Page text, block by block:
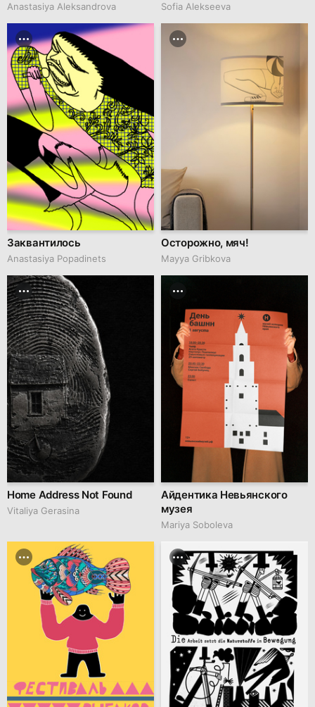
Anastasiya Aleksandrova Sofia Alekseeva
Заквантилось
Anastasiya Popadinets
Осторожно, мяч!
Mayya Gribkova
Home Address Not Found
Vitaliya Gerasina
Айдентика Невьянского
музея
Mariya Soboleva